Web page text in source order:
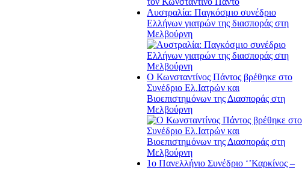
Αυστραλία: Παγκόσμιο συνέδριο
Ελλήνων γιατρών της διασποράς στη
Μελβούρνη
Ο Κωνσταντίνος Πάντος βρέθηκε στο
Συνέδριο Ελ.Iατρών και
Βιοεπιστημόνων της Διασποράς στη
Μελβούρνη
1ο Πανελλήνιο Συνέδριο ‘’Καρκίνος –